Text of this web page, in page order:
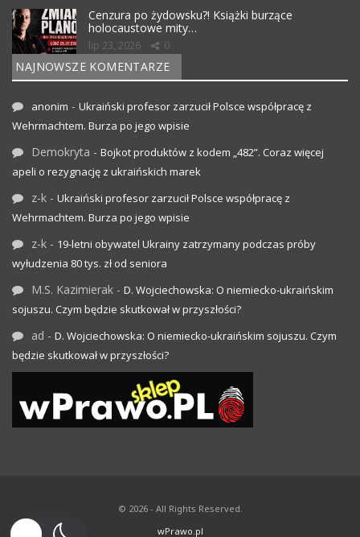
Cenzura po żydowsku?! Książki burzące
holocaustowe mity…
lip 23, 2026 0
NAJNOWSZE KOMENTARZE
anonim - Ukraiński profesor zarzucił Polsce współpracę z
Wehrmachtem. Burza po jego wpisie
Demokryta - Bojkot produktów z kodem „482”. Coraz więcej
apeli o rezygnację z ukraińskich marek
z-k - Ukraiński profesor zarzucił Polsce współpracę z
Wehrmachtem. Burza po jego wpisie
z-k - 19-letni obywatel Ukrainy zatrzymany podczas próby
wyłudzenia 80 tys. zł od seniora
M.S. Kazimierak - D. Wojciechowska: O niemiecko-ukraińskim
sojuszu. Czym będzie skutkował w przyszłości?
ad - D. Wojciechowska: O niemiecko-ukraińskim sojuszu. Czym
będzie skutkował w przyszłości?
© 2026 - All Rights Reserved.
wPrawo.pl